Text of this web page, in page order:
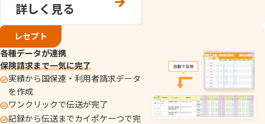
詳しく見る
レセプト
各種データが連携
保険請求まで一気に完了
実績から国保連・利用者請求データ
を作成
ワンクリックで伝送が完了
記録から伝送までカイポケ一つで完